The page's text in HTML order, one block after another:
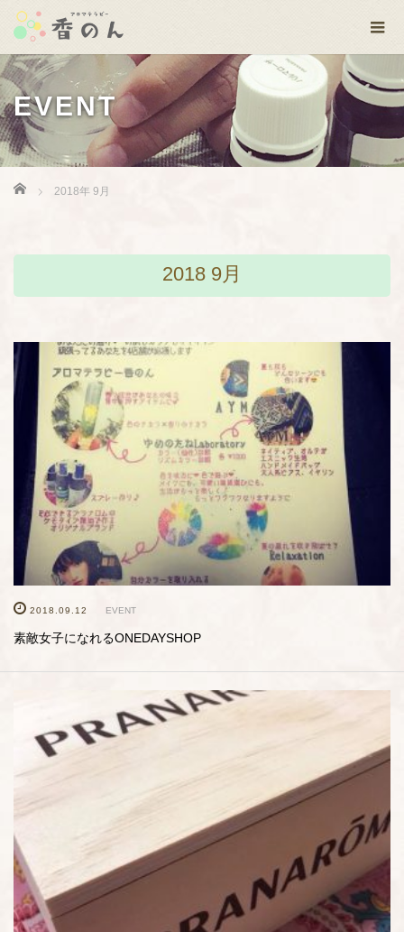
EVENT
Home 2018年 9月
2018 9月
2018.09.12 EVENT
素敵女子になれるONEDAYSHOP